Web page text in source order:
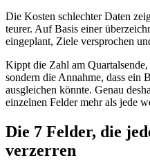
Die Kosten schlechter Daten
teurer. Auf Basis einer
eingeplant, Ziele versprochen
Kippt die Zahl am
sondern die Annahme, dass ein
ausgleichen könnte. Genau
einzelnen Felder mehr als jede
Die 7 Felder, die
verzerren